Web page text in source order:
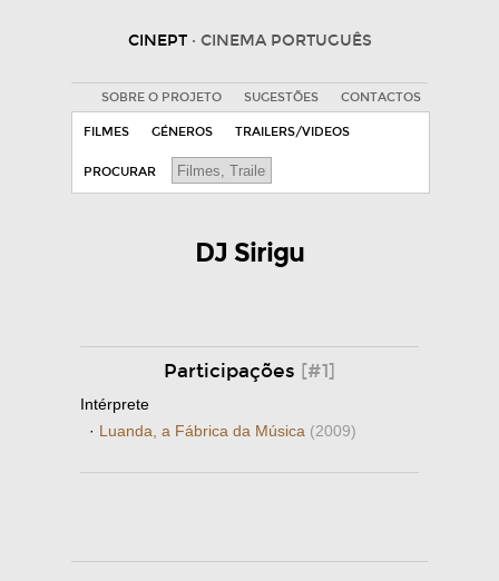
CINEPT · CINEMA PORTUGUÊS
SOBRE O PROJETO SUGESTÕES CONTACTOS
FILMES GÉNEROS TRAILERS/VIDEOS
PROCURAR
DJ Sirigu
Participações [#1]
Intérprete
· Luanda, a Fábrica da Música (2009)